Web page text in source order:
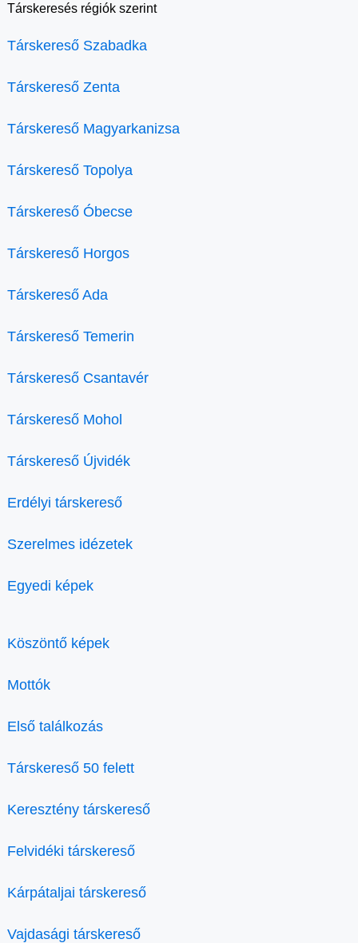
Társkeresés régiók szerint
Társkereső Szabadka
Társkereső Zenta
Társkereső Magyarkanizsa
Társkereső Topolya
Társkereső Óbecse
Társkereső Horgos
Társkereső Ada
Társkereső Temerin
Társkereső Csantavér
Társkereső Mohol
Társkereső Újvidék
Erdélyi társkereső
Szerelmes idézetek
Egyedi képek
Köszöntő képek
Mottók
Első találkozás
Társkereső 50 felett
Keresztény társkereső
Felvidéki társkereső
Kárpátaljai társkereső
Vajdasági társkereső